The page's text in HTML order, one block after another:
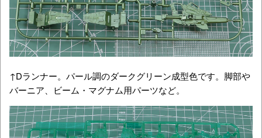
↑Dランナー。パール調のダークグリーン成型色です。脚部や
バーニア、ビーム・マグナム用パーツなど。